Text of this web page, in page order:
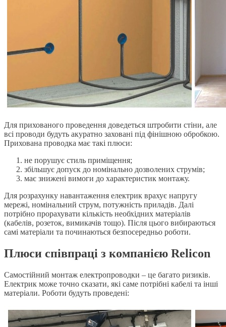
Для прихованого проведення доведеться штробити стіни, але
всі проводи будуть акуратно заховані під фінішною обробкою.
Прихована проводка має такі плюси:
не порушує стиль приміщення;
збільшує допуск до номінально дозволених струмів;
має знижені вимоги до характеристик монтажу.
Для розрахунку навантаження електрик врахує напругу
мережі, номінальний струм, потужність приладів. Далі
потрібно прорахувати кількість необхідних матеріалів
(кабелів, розеток, вимикачів тощо). Після цього вибираються
самі матеріали та починаються безпосередньо роботи.
Плюси співпраці з компанією Relicon
Самостійний монтаж електропроводки – це багато ризиків.
Електрик може точно сказати, які саме потрібні кабелі та інші
матеріали. Роботи будуть проведені: